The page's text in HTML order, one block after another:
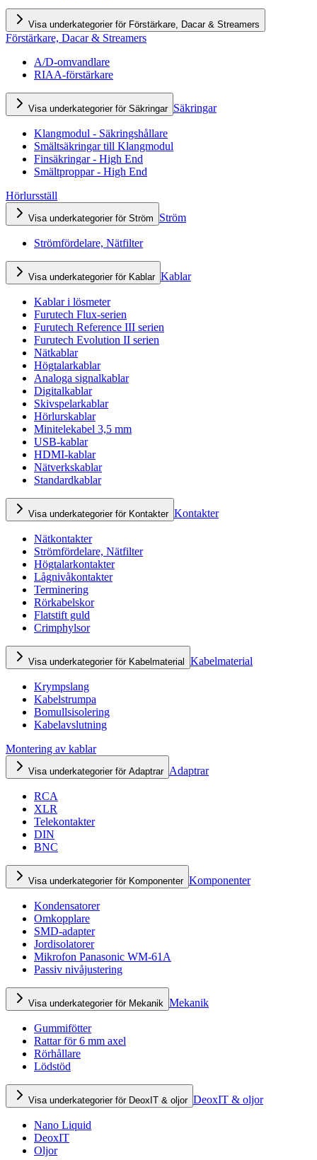
Visa underkategorier för Förstärkare, Dacar & Streamers
Förstärkare, Dacar & Streamers
A/D-omvandlare
RIAA-förstärkare
Visa underkategorier för Säkringar Säkringar
Klangmodul - Säkringshållare
Smältsäkringar till Klangmodul
Finsäkringar - High End
Smältproppar - High End
Hörlursställ
Visa underkategorier för Ström Ström
Strömfördelare, Nätfilter
Visa underkategorier för Kablar Kablar
Kablar i lösmeter
Furutech Flux-serien
Furutech Reference III serien
Furutech Evolution II serien
Nätkablar
Högtalarkablar
Analoga signalkablar
Digitalkablar
Skivspelarkablar
Hörlurskablar
Minitelekabel 3,5 mm
USB-kablar
HDMI-kablar
Nätverkskablar
Standardkablar
Visa underkategorier för Kontakter Kontakter
Nätkontakter
Strömfördelare, Nätfilter
Högtalarkontakter
Lågnivåkontakter
Terminering
Rörkabelskor
Flatstift guld
Crimphylsor
Visa underkategorier för Kabelmaterial Kabelmaterial
Krympslang
Kabelstrumpa
Bomullsisolering
Kabelavslutning
Montering av kablar
Visa underkategorier för Adaptrar Adaptrar
RCA
XLR
Telekontakter
DIN
BNC
Visa underkategorier för Komponenter Komponenter
Kondensatorer
Omkopplare
SMD-adapter
Jordisolatorer
Mikrofon Panasonic WM-61A
Passiv nivåjustering
Visa underkategorier för Mekanik Mekanik
Gummifötter
Rattar för 6 mm axel
Rörhållare
Lödstöd
Visa underkategorier för DeoxIT & oljor DeoxIT & oljor
Nano Liquid
DeoxIT
Oljor